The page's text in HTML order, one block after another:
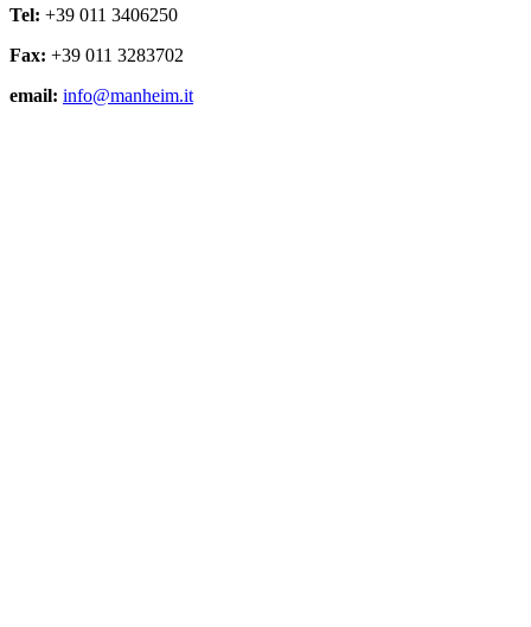
Tel: +39 011 3406250
Fax: +39 011 3283702
email: info@manheim.it